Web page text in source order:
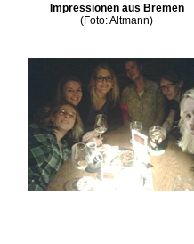
Impressionen aus Bremen
(Foto: Altmann)